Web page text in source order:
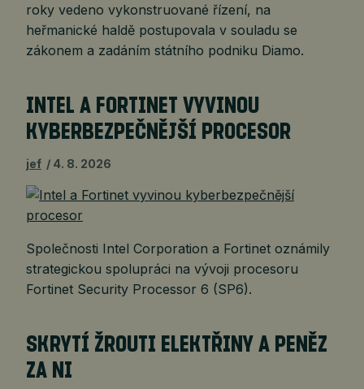
roky vedeno vykonstruované řízení, na
heřmanické haldě postupovala v souladu se
zákonem a zadáním státního podniku Diamo.
INTEL A FORTINET VYVINOU
KYBERBEZPEČNĚJŠÍ PROCESOR
jef 4. 8. 2026
Společnosti Intel Corporation a Fortinet oznámily
strategickou spolupráci na vývoji procesoru
Fortinet Security Processor 6 (SP6).
SKRYTÍ ŽROUTI ELEKTŘINY A PENĚZ
ZA NI